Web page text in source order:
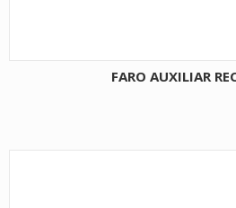
FARO AUXILIAR